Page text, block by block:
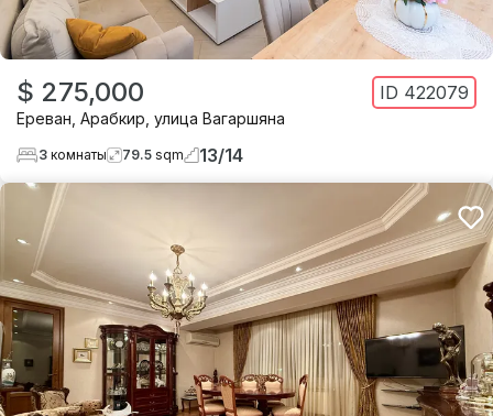
$ 275,000 ID 422079
Ереван Арабкир улица Вагаршяна
3 комнаты 79.5 sqm 13/14